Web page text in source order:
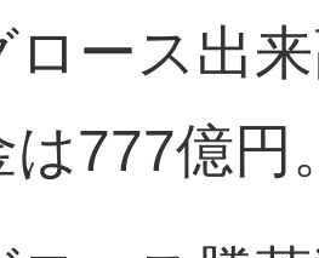
ロース出
は777億円